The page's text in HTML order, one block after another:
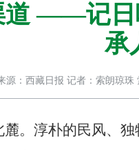
道 ——记
承
源：西藏日报 记者：索朗琼珠
。淳朴的民风、